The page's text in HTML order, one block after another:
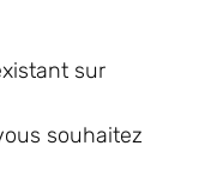
sur
souhaitez